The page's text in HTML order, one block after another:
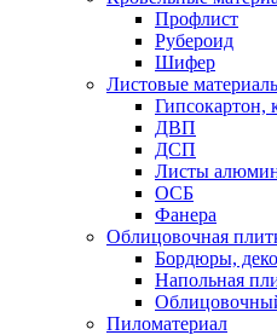
Профлист
Рубероид
Шифер
Листовые
Гипсокартон,
ДВП
ДСП
Листы
ОСБ
Фанера
Облицовочная
Бордюры,
Напольная
Пиломатериал